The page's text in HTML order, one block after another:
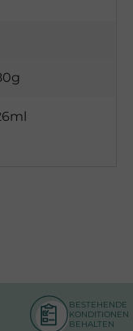
BESTEHENDE
KONDITIONEN
BEHALTEN